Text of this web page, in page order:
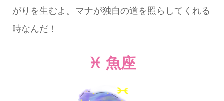
がりを生むよ。マナが独自の道を照らしてくれる
時なんだ！
♓ 魚座